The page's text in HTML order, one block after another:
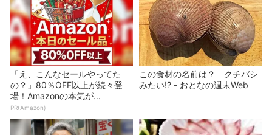
「え、こんなセールやってた
の？」80％OFF以上が続々登
場！Amazonの本気が...
PR(Amazon)
この食材の名前は？ クチバシ
みたい!? - おとなの週末Web